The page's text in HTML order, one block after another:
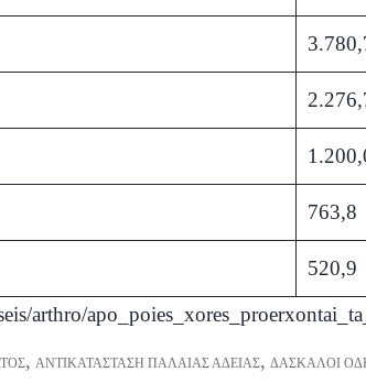
763,8
520,9
arthro/
, ΑΝΤΙΚΑΤΆΣΤΑΣΗ ΠΑΛΑΙΆΣ ΆΔΕΙΑΣ, ΔΆΣΚΑΛΟΙ